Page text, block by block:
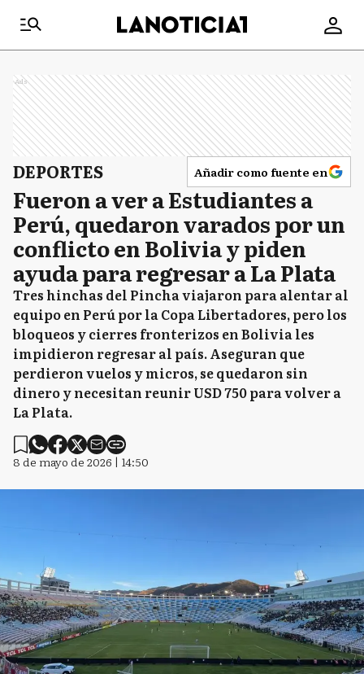
Ads
DEPORTES Añadir como fuente en
Fueron a ver a Estudiantes a
Perú, quedaron varados por un
conflicto en Bolivia y piden
ayuda para regresar a La Plata
Tres hinchas del Pincha viajaron para alentar al
equipo en Perú por la Copa Libertadores, pero los
bloqueos y cierres fronterizos en Bolivia les
impidieron regresar al país. Aseguran que
perdieron vuelos y micros, se quedaron sin
dinero y necesitan reunir USD 750 para volver a
La Plata.
8 de mayo de 2026 | 14:50